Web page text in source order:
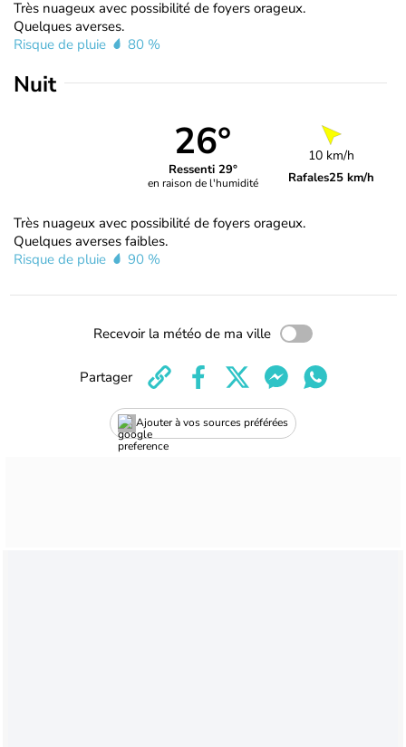
Très nuageux avec possibilité de foyers orageux.
Quelques averses.
Risque de pluie
80 %
Nuit
26°
Ressenti 29°
en raison de l'humidité
10 km/h
Rafales25 km/h
Très nuageux avec possibilité de foyers orageux.
Quelques averses faibles.
Risque de pluie
90 %
Recevoir la météo de ma ville
Ajouter à vos sources préférées
Partager